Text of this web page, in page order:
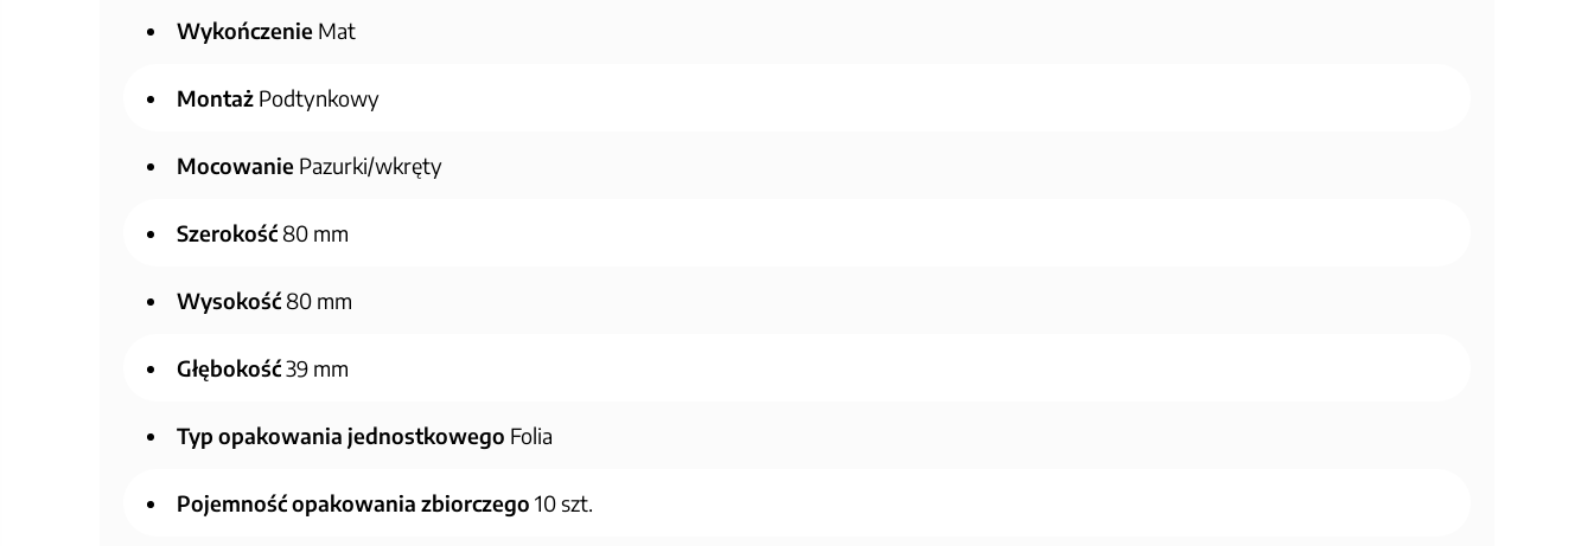
Wykończenie Mat
Montaż Podtynkowy
Mocowanie Pazurki/wkręty
Szerokość 80 mm
Wysokość 80 mm
Głębokość39 mm
Typ opakowania jednostkowego Folia
Pojemność opakowania zbiorczego 10 szt.